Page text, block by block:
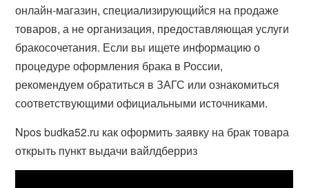
онлайн-магазин, специализирующийся на продаже
товаров, а не организация, предоставляющая услуги
бракосочетания. Если вы ищете информацию о
процедуре оформления брака в России,
рекомендуем обратиться в ЗАГС или ознакомиться
соответствующими официальными источниками.
Npos budka52.ru как оформить заявку на брак товара
открыть пункт выдачи вайлдберриз